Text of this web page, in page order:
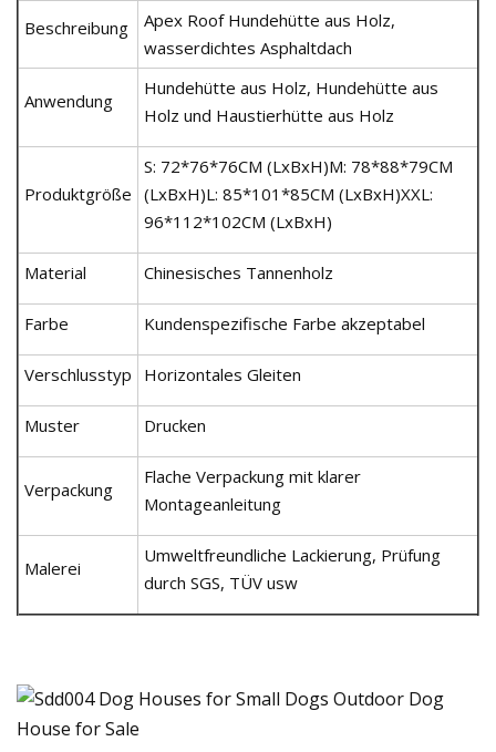
Beschreibung
Apex Roof Hundehütte aus Holz,
wasserdichtes Asphaltdach
Anwendung
Hundehütte aus Holz, Hundehütte aus
Holz und Haustierhütte aus Holz
Produktgröße
S: 72*76*76CM (LxBxH)M: 78*88*79CM
(LxBxH)L: 85*101*85CM (LxBxH)XXL:
96*112*102CM (LxBxH)
Material Chinesisches Tannenholz
Farbe Kundenspezifische Farbe akzeptabel
Verschlusstyp Horizontales Gleiten
Muster Drucken
Verpackung
Flache Verpackung mit klarer
Montageanleitung
Malerei
Umweltfreundliche Lackierung, Prüfung
durch SGS, TÜV usw